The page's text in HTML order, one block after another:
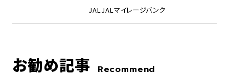
JALJALマイレージバンク
お勧め記事 Recommend